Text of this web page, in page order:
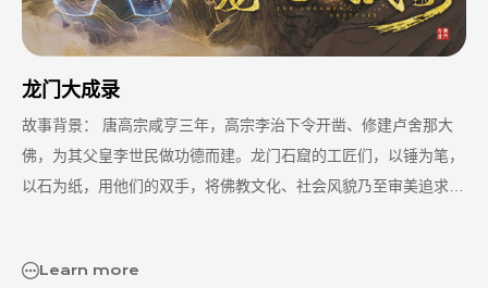
龙门大成录
故事背景： 唐高宗咸亨三年，高宗李治下令开凿、修建卢舍那大
佛，为其父皇李世民做功德而建。龙门⽯窟的⼯匠们，以锤为笔，
以⽯为纸，用他们的双⼿，将佛教⽂化、社会风貌乃⾄审美追求，
对⽣命的深刻理解。每⼀凿⼀刻，都是对时间的对话，对永恒的渴
Learn more